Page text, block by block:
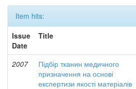
Item hits:
Issue
Date
Title
2007
Підбір тканин медичного
призначення на основі
експертизи якості матеріалів